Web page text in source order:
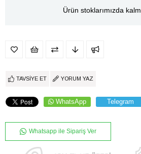
Ürün stoklarımızda
TAVSIYE ET YORUM YAZ
WhatsApp Telegram
Whatsapp ile Sipariş Ver